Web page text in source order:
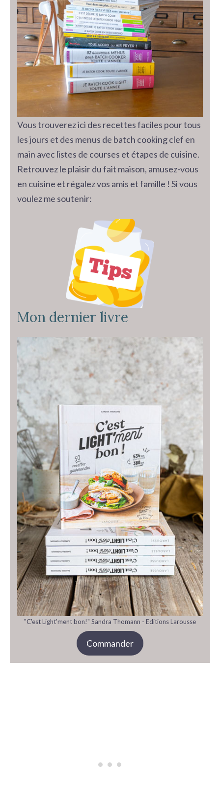
Vous trouverez ici des recettes faciles pour tous
les jours et des menus de batch cooking clef en
main avec listes de courses et étapes de cuisine.
Retrouvez le plaisir du fait maison, amusez-vous
en cuisine et régalez vos amis et famille ! Si vous
voulez me soutenir:
Mon dernier livre
"C'est Light'ment bon!" Sandra Thomann - Editions Larousse
Commander